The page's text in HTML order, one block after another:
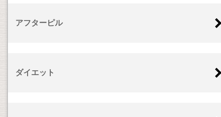
アフターピル
ダイエット